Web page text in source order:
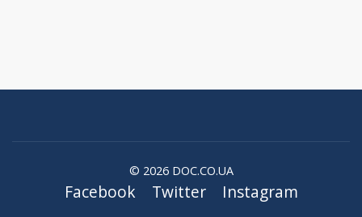
© 2026 DOC.CO.UA
Facebook Twitter Instagram